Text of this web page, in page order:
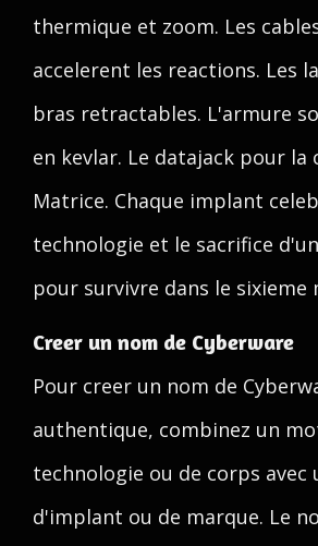
thermique et zoom. Les
accelerent les reactions. Les
bras retractables. L'armure
en kevlar. Le datajack pour la
Matrice. Chaque implant
technologie et le sacrifice
pour survivre dans le sixieme
Creer un nom de Cyberware
Pour creer un nom de
authentique, combinez un
technologie ou de corps avec
d'implant ou de marque. Le